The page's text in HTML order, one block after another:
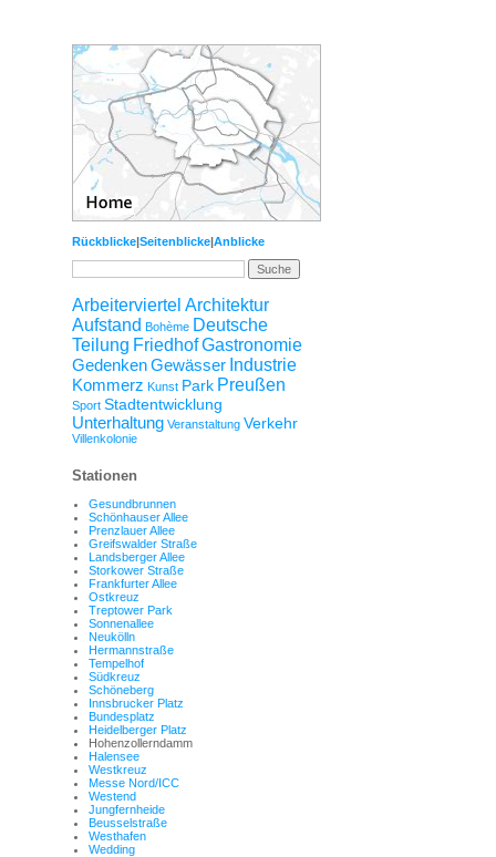
Rückblicke|Seitenblicke|Anblicke
Arbeiterviertel Architektur
Aufstand Bohème Deutsche
Teilung FriedhofGastronomie
GedenkenGewässer Industrie
Kommerz Kunst Park Preußen
Sport Stadtentwicklung
Unterhaltung Veranstaltung Verkehr
Villenkolonie
Stationen
Gesundbrunnen
Schönhauser Allee
Prenzlauer Allee
Greifswalder Straße
Landsberger Allee
Storkower Straße
Frankfurter Allee
Ostkreuz
Treptower Park
Sonnenallee
Neukölln
Hermannstraße
Tempelhof
Südkreuz
Schöneberg
Innsbrucker Platz
Bundesplatz
Heidelberger Platz
Hohenzollerndamm
Halensee
Westkreuz
Messe Nord/ICC
Westend
Jungfernheide
Beusselstraße
Westhafen
Wedding